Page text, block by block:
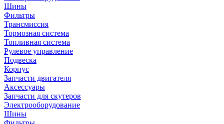
Шины
Фильтры
Трансмиссия
Тормозная система
Топливная система
Рулевое управление
Подвеска
Корпус
Запчасти двигателя
Аксессуары
Запчасти для скутеров
Электрооборудование
Шины